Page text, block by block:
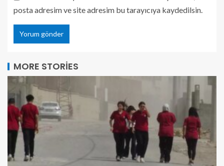
posta adresim ve site adresim bu tarayıcıya kaydedilsin.
MORE STORIES